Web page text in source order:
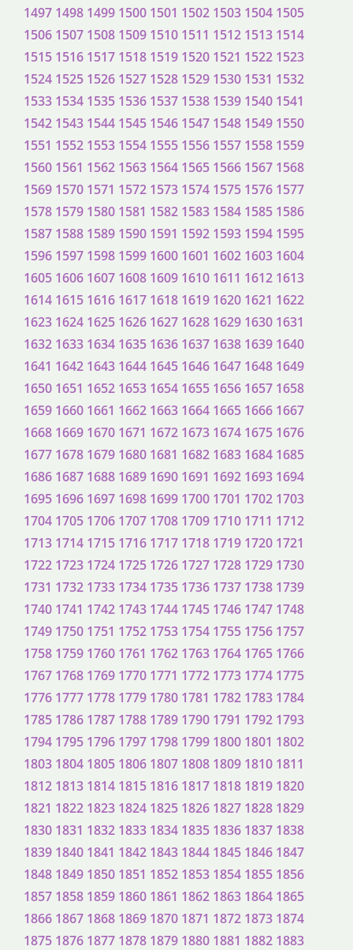
1497 1498 1499 1500 1501 1502 1503 1504 1505
1506 1507 1508 1509 1510 1511 1512 1513 1514
1515 1516 1517 1518 1519 1520 1521 1522 1523
1524 1525 1526 1527 1528 1529 1530 1531 1532
1533 1534 1535 1536 1537 1538 1539 1540 1541
1542 1543 1544 1545 1546 1547 1548 1549 1550
1551 1552 1553 1554 1555 1556 1557 1558 1559
1560 1561 1562 1563 1564 1565 1566 1567 1568
1569 1570 1571 1572 1573 1574 1575 1576 1577
1578 1579 1580 1581 1582 1583 1584 1585 1586
1587 1588 1589 1590 1591 1592 1593 1594 1595
1596 1597 1598 1599 1600 1601 1602 1603 1604
1605 1606 1607 1608 1609 1610 1611 1612 1613
1614 1615 1616 1617 1618 1619 1620 1621 1622
1623 1624 1625 1626 1627 1628 1629 1630 1631
1632 1633 1634 1635 1636 1637 1638 1639 1640
1641 1642 1643 1644 1645 1646 1647 1648 1649
1650 1651 1652 1653 1654 1655 1656 1657 1658
1659 1660 1661 1662 1663 1664 1665 1666 1667
1668 1669 1670 1671 1672 1673 1674 1675 1676
1677 1678 1679 1680 1681 1682 1683 1684 1685
1686 1687 1688 1689 1690 1691 1692 1693 1694
1695 1696 1697 1698 1699 1700 1701 1702 1703
1704 1705 1706 1707 1708 1709 1710 1711 1712
1713 1714 1715 1716 1717 1718 1719 1720 1721
1722 1723 1724 1725 1726 1727 1728 1729 1730
1731 1732 1733 1734 1735 1736 1737 1738 1739
1740 1741 1742 1743 1744 1745 1746 1747 1748
1749 1750 1751 1752 1753 1754 1755 1756 1757
1758 1759 1760 1761 1762 1763 1764 1765 1766
1767 1768 1769 1770 1771 1772 1773 1774 1775
1776 1777 1778 1779 1780 1781 1782 1783 1784
1785 1786 1787 1788 1789 1790 1791 1792 1793
1794 1795 1796 1797 1798 1799 1800 1801 1802
1803 1804 1805 1806 1807 1808 1809 1810 1811
1812 1813 1814 1815 1816 1817 1818 1819 1820
1821 1822 1823 1824 1825 1826 1827 1828 1829
1830 1831 1832 1833 1834 1835 1836 1837 1838
1839 1840 1841 1842 1843 1844 1845 1846 1847
1848 1849 1850 1851 1852 1853 1854 1855 1856
1857 1858 1859 1860 1861 1862 1863 1864 1865
1866 1867 1868 1869 1870 1871 1872 1873 1874
1875 1876 1877 1878 1879 1880 1881 1882 1883